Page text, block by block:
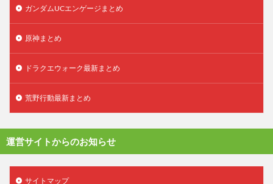
ガンダムUCエンゲージまとめ
原神まとめ
ドラクエウォーク最新まとめ
荒野行動最新まとめ
運営サイトからのお知らせ
サイトマップ